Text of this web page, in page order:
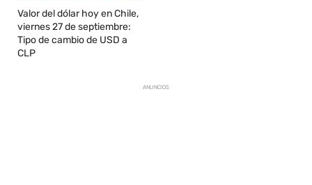
Valor del dólar hoy en Chile,
viernes 27 de septiembre:
Tipo de cambio de USD a
CLP
ANUNCIOS